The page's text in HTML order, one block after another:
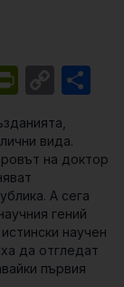
вида.
на доктор
А сега
гений
научен
да отгледат
първия